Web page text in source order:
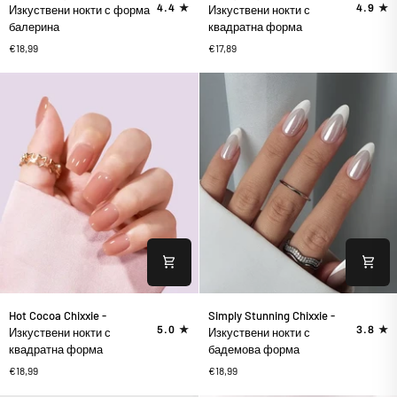
Baby
Chixxie
-
Изкуствени
форма
балерина
Изкуствени нокти с форма
балерина
4.4
€18,99
Chixxie
-
Изкуствени
нокти
квадратна
форма
Изкуствени нокти с
квадратна форма
4.9
€17,89
Cocoa
Chixxie
-
Изкуствени
Hot Cocoa Chixxie -
Изкуствени нокти с
квадратна форма
5.0
€18,99
Stunning
Chixxie
-
Изкуствени
Simply Stunning Chixxie -
Изкуствени нокти с
бадемова форма
3.8
€18,99